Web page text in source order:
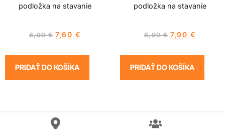
podložka na stavanie
8,99€ 7,60 €
PRIDAŤ DO KOŠÍKA
podložka na stavanie
8,99€ 7,90 €
PRIDAŤ DO KOŠÍKA